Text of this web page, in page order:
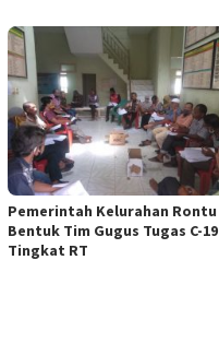
Pemerintah Kelurahan Rontu
Bentuk Tim Gugus Tugas C-19
Tingkat RT